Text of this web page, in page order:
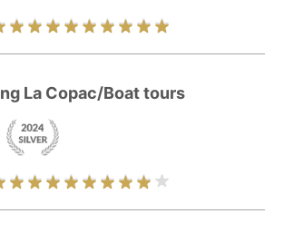
La Copac/Boat tours